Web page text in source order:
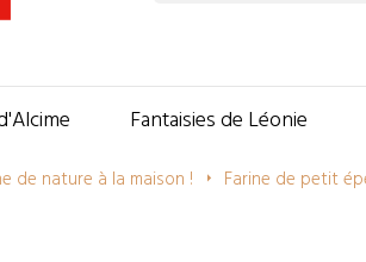
Fantaisies de Léonie
de nature à la maison ! Farine de petit